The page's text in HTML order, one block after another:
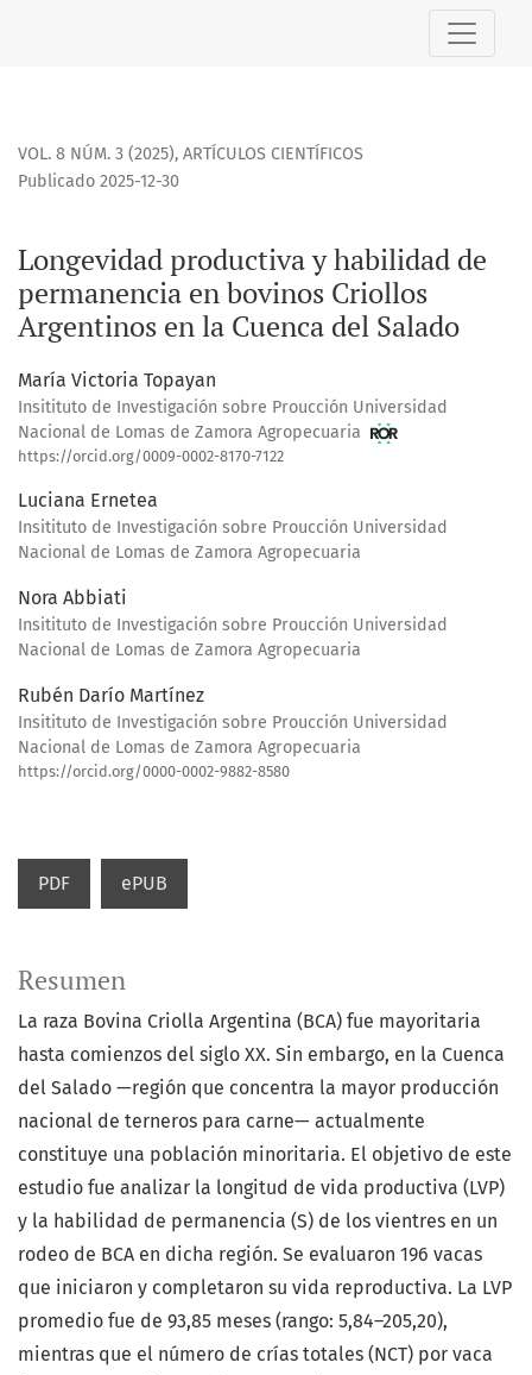
Longevidad productiva y habilidad de permanencia en
VOL. 8 NÚM. 3 (2025), ARTÍCULOS CIENTÍFICOS
Longevidad productiva y habilidad de
permanencia en bovinos Criollos
Argentinos en la Cuenca del Salado
Publicado 2025-12-30
María Victoria Topayan
Insitituto de Investigación sobre Proucción Universidad
Nacional de Lomas de Zamora Agropecuaria
https://orcid.org/0009-0002-8170-7122
Luciana Ernetea
Insitituto de Investigación sobre Proucción Universidad
Nacional de Lomas de Zamora Agropecuaria
Nora Abbiati
Insitituto de Investigación sobre Proucción Universidad
Nacional de Lomas de Zamora Agropecuaria
Rubén Darío Martínez
Insitituto de Investigación sobre Proucción Universidad
Nacional de Lomas de Zamora Agropecuaria
https://orcid.org/0000-0002-9882-8580
PDF ePUB
Resumen
La raza Bovina Criolla Argentina (BCA) fue mayoritaria
hasta comienzos del siglo XX. Sin embargo, en la Cuenca
del Salado —región que concentra la mayor producción
nacional de terneros para carne— actualmente
constituye una población minoritaria. El objetivo de este
estudio fue analizar la longitud de vida productiva (LVP)
y la habilidad de permanencia (S) de los vientres en un
rodeo de BCA en dicha región. Se evaluaron 196 vacas
que iniciaron y completaron su vida reproductiva. La LVP
promedio fue de 93,85 meses (rango: 5,84–205,20),
mientras que el número de crías totales (NCT) por vaca